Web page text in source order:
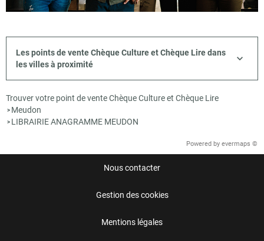
Les points de vente Chèque Culture et Chèque Lire dans
les villes à proximité
Trouver votre point de vente Chèque Culture et Chèque Lire
> Meudon
> LIBRAIRIE ANAGRAMME MEUDON
Powered by evermaps ©
Nous contacter
Gestion des cookies
Mentions légales